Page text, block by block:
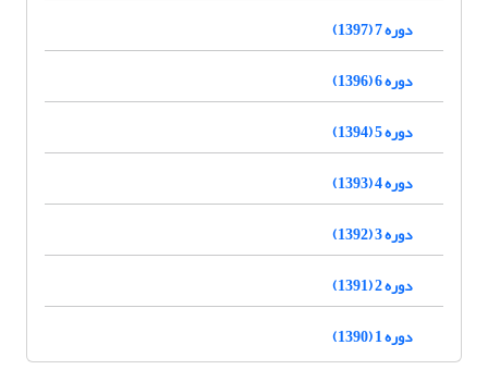
دوره 7 (1397)
دوره 6 (1396)
دوره 5 (1394)
دوره 4 (1393)
دوره 3 (1392)
دوره 2 (1391)
دوره 1 (1390)